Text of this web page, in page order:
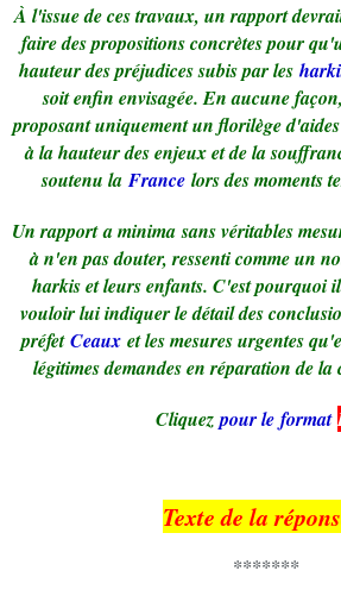
À l'issue de ces travaux, un rapport
faire des propositions concrètes pour
hauteur des préjudices subis par les
soit enfin envisagée. En aucune
proposant uniquement un florilège
à la hauteur des enjeux et de la
soutenu laFrancelors des moments
Un rapporta minimasans véritables
à n'en pas douter, ressenti comme un
harkis et leurs enfants. C'est pourquoi
vouloir lui indiquer le détail des
préfetCeauxet les mesures urgentes
légitimes demandes en réparation de la
Cliquezpour le format
Texte de la
*******